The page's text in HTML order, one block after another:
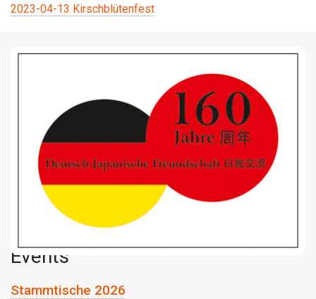
2023-04-13 Kirschblütenfest
Events
Stammtische 2026